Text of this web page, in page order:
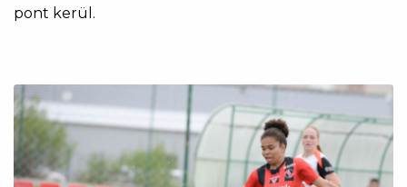
pont kerül.